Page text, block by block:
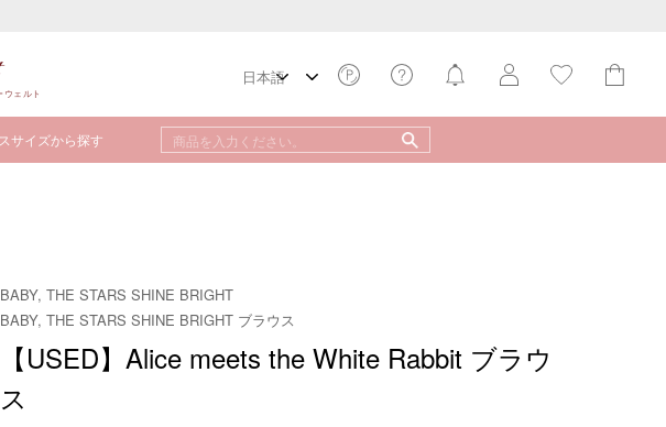
ェルト
サイズから探す
BABY, THE STARS SHINE BRIGHT
BABY, THE STARS SHINE BRIGHT ブラウス
【USED】Alice meets the White Rabbit ブラウ
ス